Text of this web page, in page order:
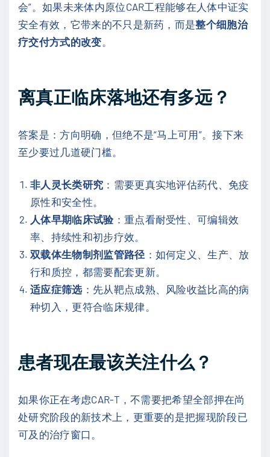
会”。如果未来体内原位CAR工程能够在人体中证实
安全有效，它带来的不只是新药，而是整个细胞治
疗交付方式的改变。
离真正临床落地还有多远？
答案是：方向明确，但绝不是“马上可用”。接下来
至少要过几道硬门槛。
非人灵长类研究 ：需要更真实地评估药代、免疫
原性和安全性。
人体早期临床试验：重点看耐受性、可编辑效
率、持续性和初步疗效。
双载体生物制剂监管路径 ：如何定义、生产、放
行和质控，都需要配套更新。
适应症筛选：先从靶点成熟、风险收益比高的病
种切入，更符合临床规律。
患者现在最该关注什么？
如果你正在考虑CAR-T，不需要把希望全部押在尚
处研究阶段的新技术上，更重要的是把握现阶段已
可及的治疗窗口。